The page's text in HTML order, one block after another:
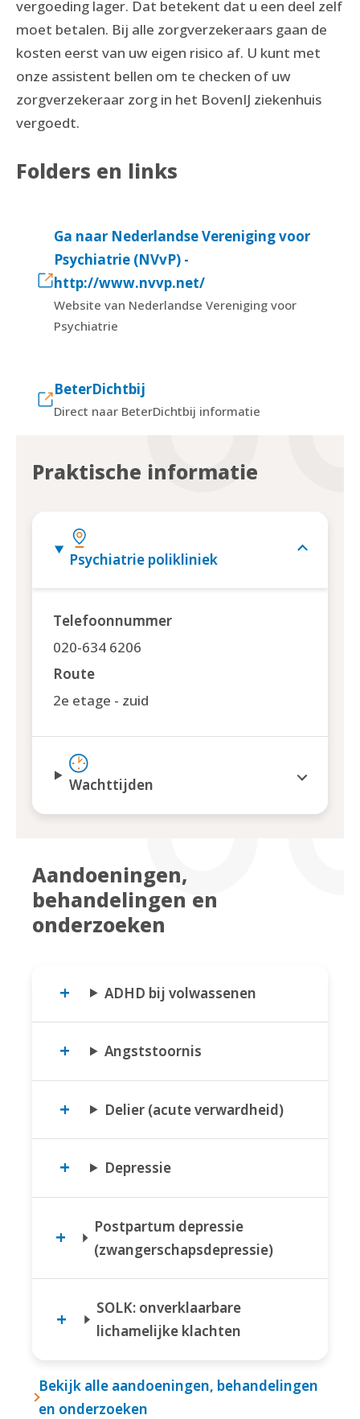
vergoeding lager. Dat betekent dat u een deel zelf
moet betalen. Bij alle zorgverzekeraars gaan de
kosten eerst van uw eigen risico af. U kunt met
onze assistent bellen om te checken of uw
zorgverzekeraar zorg in het BovenIJ ziekenhuis
vergoedt.
Folders en links
Ga naar Nederlandse Vereniging voor
Psychiatrie (NVvP) -
http://www.nvvp.net/
Website van Nederlandse Vereniging voor
Psychiatrie
BeterDichtbij
Direct naar BeterDichtbij informatie
Praktische informatie
Psychiatrie polikliniek
Telefoonnummer
020-634 6206
Route
2e etage - zuid
Wachttijden
Aandoeningen,
behandelingen en
onderzoeken
ADHD bij volwassenen
Angststoornis
Delier (acute verwardheid)
Depressie
Postpartum depressie
(zwangerschapsdepressie)
SOLK: onverklaarbare
lichamelijke klachten
Bekijk alle aandoeningen, behandelingen
en onderzoeken